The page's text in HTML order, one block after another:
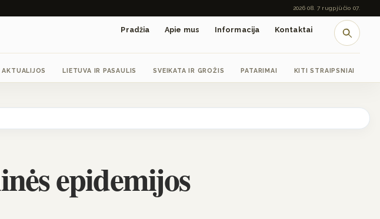
2026 08. 7 rugpjūčio 07.
Pradžia Apie mus Informacija Kontaktai
AKTUALIJOS LIETUVA IR PASAULIS SVEIKATA IR GROŽIS PATARIMAI KITI STRAIPSNIAI
epidemijos